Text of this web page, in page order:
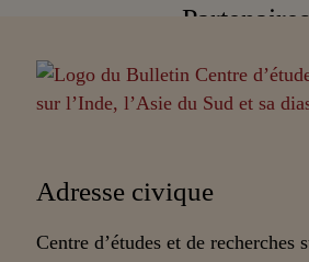
Partenaires
Adresse civique
Centre d’études et de recherches